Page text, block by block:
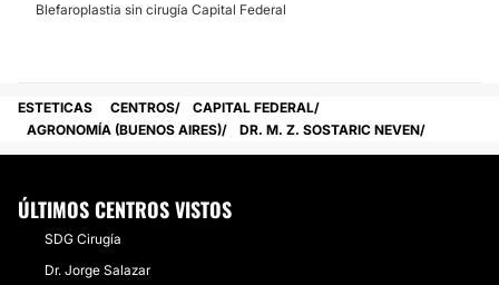
Blefaroplastia sin cirugía Capital Federal
ESTETICAS CENTROS
CAPITAL FEDERAL
AGRONOMÍA (BUENOS AIRES)
DR. M. Z. SOSTARIC NEVEN
ÚLTIMOS CENTROS VISTOS
SDG Cirugía
Dr. Jorge Salazar